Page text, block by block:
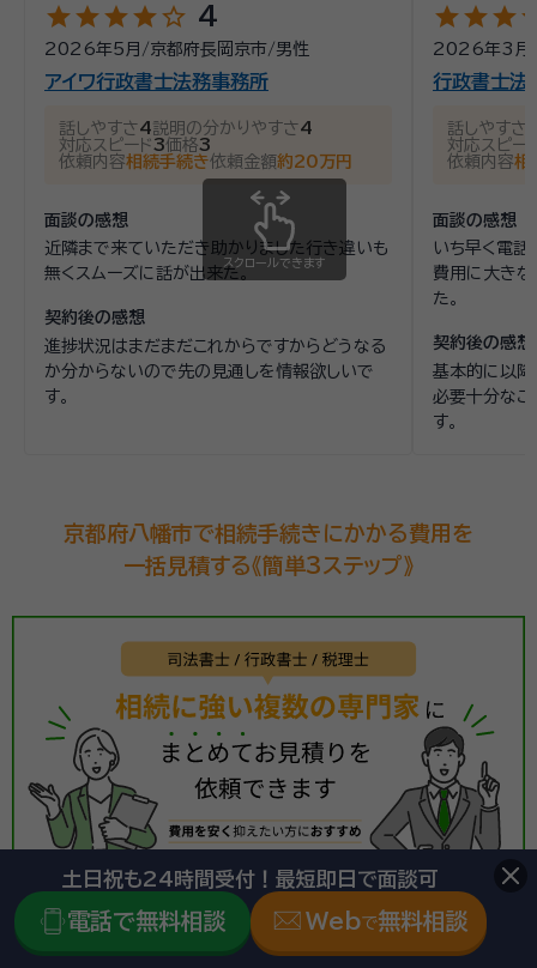
starstarstarstarstar_outline 4
2026年5月 /京都府長岡京市/男性
アイワ行政書士法務事務所
話しやすさ4説明の分かりやすさ4
対応スピード 3価格3
依頼内容相続手続き依頼金額約20万円
面談の感想
近隣まで来ていただき助かりました行き違いも
無くスムーズに話が出来た。
契約後の感想
進捗状況はまだまだこれからですからどうなる
か分からないので先の見通しを情報欲しいで
す。
starstarstar
2026年3月
行政書士法
話しやすさ
対応スピー
依頼内容相
面談の感想
いち早く電話
費用に大き
た。
契約後の感想
基本的に以降
必要十分なご
す。
スクロールできます
京都府八幡市で相続手続きにかかる費用を
一括見積する《簡単3ステップ》
土日祝も24時間受付！最短即日で面談可
電話で無料相談 Webで無料相談